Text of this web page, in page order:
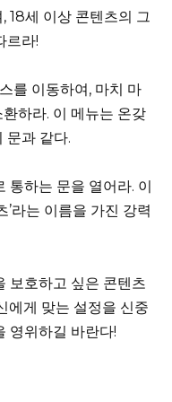
18세 이상 콘텐츠의 그
르라!
를 이동하여, 마치 마
하라. 이 메뉴는 온갖
문과 같다.
통하는 문을 열어라. 이
’라는 이름을 가진 강력
보호하고 싶은 콘텐츠
에게 맞는 설정을 신중
영위하길 바란다!